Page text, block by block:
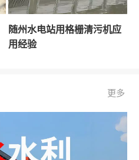
随州水电站用格栅清污机应
用经验
更多